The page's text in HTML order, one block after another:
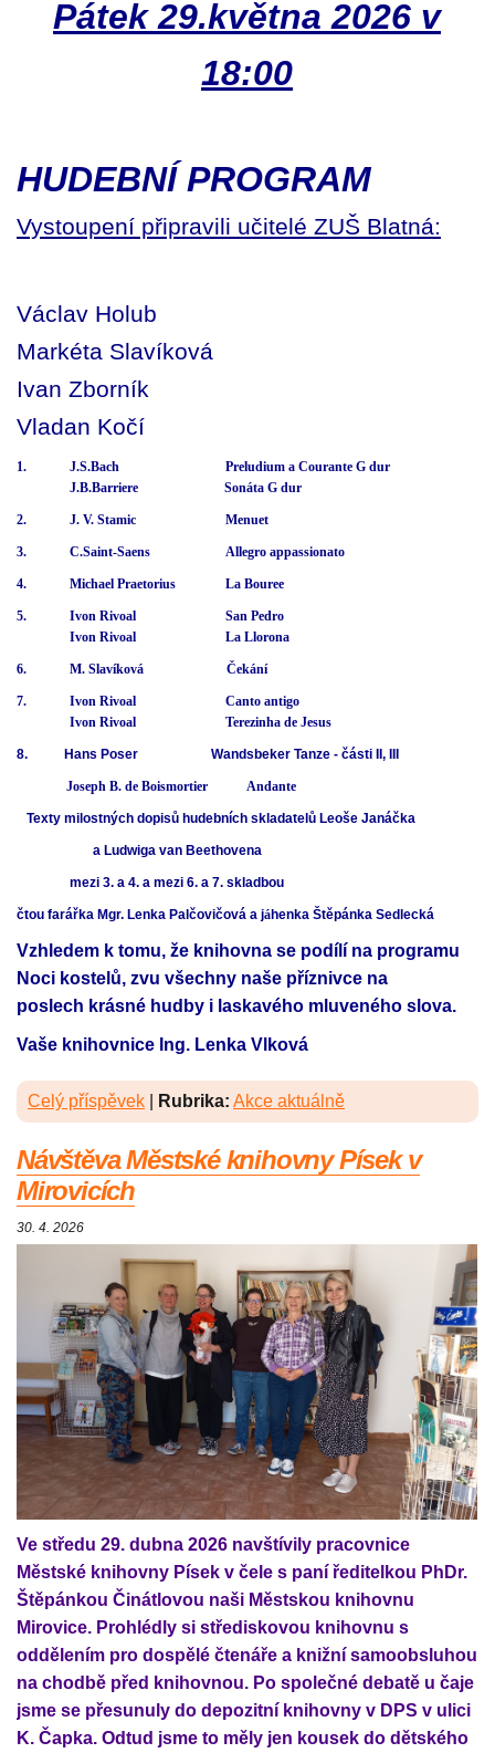
Pátek 29.května 2026 v
18:00
HUDEBNÍ PROGRAM
Vystoupení připravili učitelé ZUŠ Blatná:
Václav Holub
Markéta Slavíková
Ivan Zborník
Vladan Kočí
1. J.S.Bach Preludium a Courante G dur
J.B.Barriere Sonáta G dur
2. J. V. Stamic Menuet
3. C.Saint-Saens Allegro appassionato
4. Michael Praetorius La Bouree
5. Ivon Rivoal San Pedro
Ivon Rivoal La Llorona
6. M. Slavíková Čekání
7. Ivon Rivoal Canto antigo
Ivon Rivoal Terezinha de Jesus
8. Hans Poser Wandsbeker Tanze - části II, III
Joseph B. de Boismortier Andante
Texty milostných dopisů hudebních skladatelů Leoše Janáčka
a Ludwiga van Beethovena
mezi 3. a 4. a mezi 6. a 7. skladbou
čtou farářka Mgr. Lenka Palčovičová a jáhenka Štěpánka Sedlecká
Vzhledem k tomu, že knihovna se podílí na programu
Noci kostelů, zvu všechny naše příznivce na
poslech krásné hudby i laskavého mluveného slova.
Vaše knihovnice Ing. Lenka Vlková
Celý příspěvek Rubrika: Akce aktuálně
Návštěva Městské knihovny Písek v
Mirovicích
30. 4. 2026
Ve středu 29. dubna 2026 navštívily pracovnice
Městské knihovny Písek v čele s paní ředitelkou PhDr.
Štěpánkou Činátlovou naši Městskou knihovnu
Mirovice. Prohlédly si střediskovou knihovnu s
oddělením pro dospělé čtenáře a knižní samoobsluhou
na chodbě před knihovnou. Po společné debatě u čaje
jsme se přesunuly do depozitní knihovny v DPS v ulici
K. Čapka. Odtud jsme to měly jen kousek do dětského